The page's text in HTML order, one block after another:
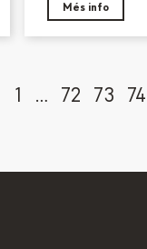
Més info
1 … 72 73 74